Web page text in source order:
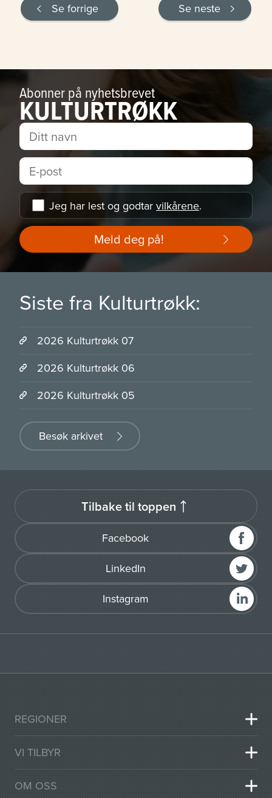
Se forrige Se neste
Abonner på nyhetsbrevet
KULTURTRØKK
Jeg har lest og godtar vilkårene.
Meld deg på!
Siste fra Kulturtrøkk:
2026 Kulturtrøkk 07
2026 Kulturtrøkk 06
2026 Kulturtrøkk 05
Besøk arkivet
Facebook
LinkedIn
Instagram
Tilbake til toppen
REGIONER
VI TILBYR
OM OSS